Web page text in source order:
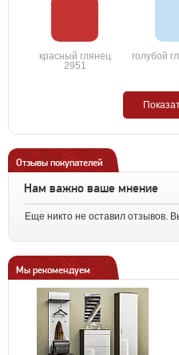
красный глянец
2951
голубой
Отзывы покупателей
Нам важно ваше мнение
Еще никто не оставил отзывов.
Мы рекомендуем